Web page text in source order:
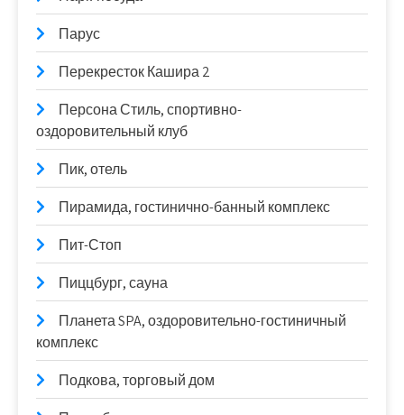
Парус
Перекресток Кашира 2
Персона Стиль, спортивно-
оздоровительный клуб
Пик, отель
Пирамида, гостинично-банный комплекс
Пит-Стоп
Пиццбург, сауна
Планета SPA, оздоровительно-гостиничный
комплекс
Подкова, торговый дом